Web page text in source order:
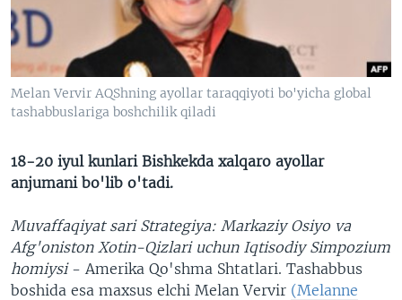
XABARLAR SURATLARDA
TELEGRAM
TWITTER
SOUNDCLOUD
VOA
Melan Vervir AQShning ayollar taraqqiyoti bo'yicha global
tashabbuslariga boshchilik qiladi
18-20 iyul kunlari Bishkekda xalqaro ayollar
anjumani bo'lib o'tadi.
Muvaffaqiyat sari Strategiya: Markaziy Osiyo va
Afg'oniston Xotin-Qizlari uchun Iqtisodiy Simpozium
homiysi- Amerika Qo'shma Shtatlari. Tashabbus
boshida esa maxsus elchi Melan Vervir (Melanne